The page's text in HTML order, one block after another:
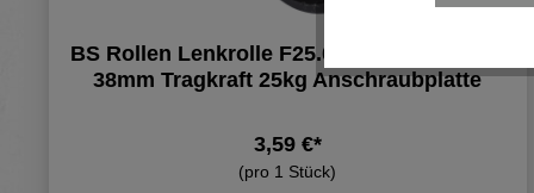
BS Rollen Lenkrolle F25.038 Kunststoffrad
38mm Tragkraft 25kg Anschraubplatte
3,59 €*
(pro 1 Stück)